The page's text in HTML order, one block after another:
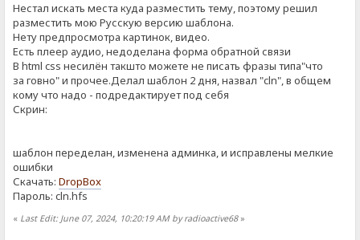
Нестал искать места куда разместить тему, поэтому решил
разместить мою Русскую версию шаблона.
Нету предпросмотра картинок, видео.
Есть плеер аудио, недоделана форма обратной связи
В html css несилён такшто можете не писать фразы типа"что
за говно" и прочее.Делал шаблон 2 дня, назвал "cln", в общем
кому что надо - подредактирует под себя
Скрин:
шаблон переделан, изменена админка, и исправлены мелкие
ошибки
Скачать:DropBox
Пароль: cln.hfs
« Last Edit: June 07, 2024, 10:20:19 AM by radioactive68»